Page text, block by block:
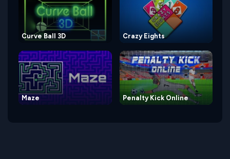
Curve Ball 3D Crazy Eights
Maze Penalty Kick Online